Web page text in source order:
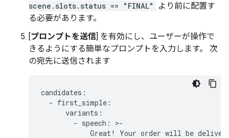
scene.slots.status == "FINAL"
より前に配置す
る必要があります。
[プロンプトを送信] を有効にし、ユーザーが操作で
きるようにする簡単なプロンプトを入力します。 次
の宛先に送信されます
candidates :
- first_simple :
variants :
- speech : >-
Great! Your order will be